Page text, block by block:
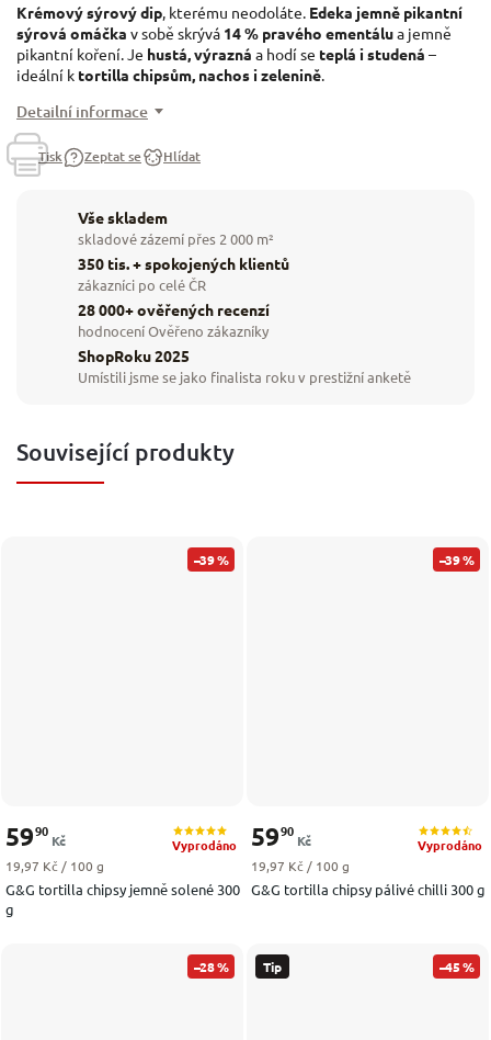
Krémový sýrový dip, kterému neodoláte. Edeka jemně pikantní
sýrová omáčka v sobě skrývá 14 % pravého ementálua jemně
pikantní koření. Je hustá, výrazná a hodí se teplá i studená –
ideální k tortilla chipsům, nachos i zelenině.
Detailní informace
Tisk Zeptat se Hlídat
Vše skladem
skladové zázemí přes 2 000 m²
350 tis. + spokojených klientů
zákazníci po celé ČR
28 000+ ověřených recenzí
hodnocení Ověřeno zákazníky
ShopRoku 2025
Umístili jsme se jako finalista roku v prestižní anketě
Související produkty
–39 %
G&G tortilla chipsy jemně solené 300
g
Vyprodáno
5990
Kč
Měrná cena:
19,97 Kč / 100 g
–39 %
G&G tortilla chipsy pálivé chilli 300 g
Vyprodáno
5990
Kč
Měrná cena:
19,97 Kč / 100 g
–28 % Tip –45 %